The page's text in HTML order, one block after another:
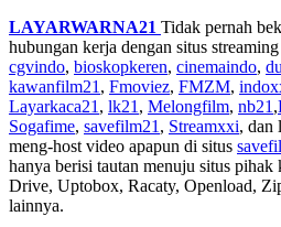
LAYARWARNA21 Tidak pernah
hubungan kerja dengan situs
cgvindo, bioskopkeren, cinemaindo,
kawanfilm21 , Fmoviez, FMZM,
Layarkaca21 , lk21 , Melongfilm, nb21 ,
Sogafime, savefilm21 , Streamxxi, dan
meng-host video apapun di situs
hanya berisi tautan menuju situs
Drive, Uptobox, Racaty, Openload,
lainnya.